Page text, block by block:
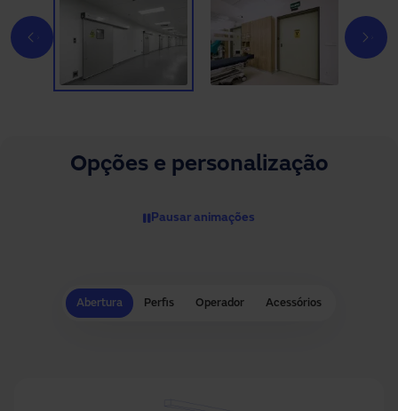
Opções e personalização
Pausar animações
Abertura Perfis Operador Acessórios